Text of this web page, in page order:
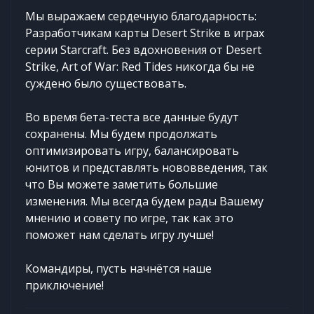
Мы выражаем сердечную благодарность:
Разработчикам карты Desert Strike в играх
серии Starcraft. Без вдохновения от Desert
Strike, Art of War: Red Tides никогда бы не
суждено было существовать.
Во время бета-теста все данные будут
сохранены. Мы будем продолжать
оптимизировать игру, балансировать
юнитов и представлять нововведения, так
что Вы можете заметить большие
изменения. Мы всегда будем рады Вашему
мнению и совету по игре, так как это
поможет нам сделать игру лучше!
Командиры, пусть начнётся наше
приключение!